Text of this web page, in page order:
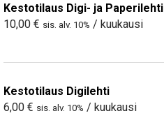
Kestotilaus Digi- ja Paperilehti
10,00 € sis. alv. 10% / kuukausi
Kestotilaus Digilehti
6,00 € sis. alv. 10% / kuukausi